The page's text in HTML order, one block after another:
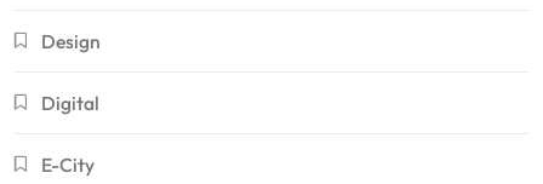
Design
Digital
E-City